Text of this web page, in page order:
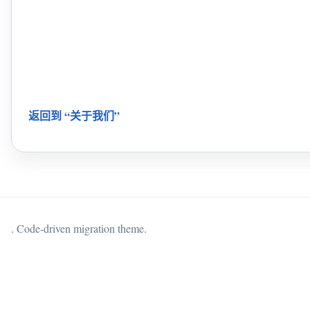
返回到 “关于我们”
. Code-driven migration theme.